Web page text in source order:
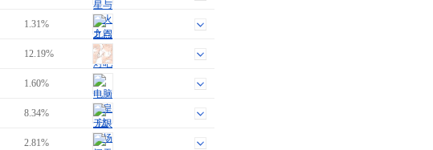
1.31%
12.19%
1.60%
8.34%
2.81%